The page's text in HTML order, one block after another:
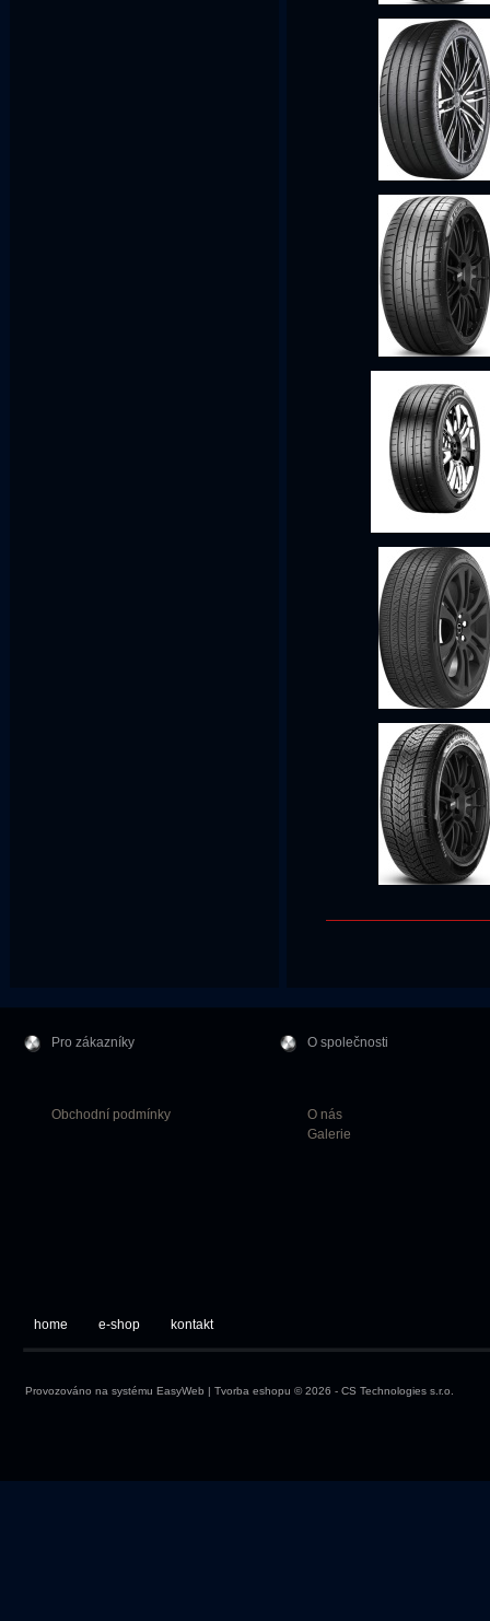
Pro zákazníky
Obchodní podmínky
O společnosti
O nás
Galerie
home e-shop kontakt
Provozováno na systému EasyWeb | Tvorba eshopu © 2026 - CS Technologies s.r.o.